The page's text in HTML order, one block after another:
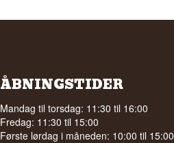
ÅBNINGSTIDER
Mandag til torsdag: 11:30 til 16:00
Fredag: 11:30 til 15:00
Første lørdag i måneden: 10:00 til 15:00